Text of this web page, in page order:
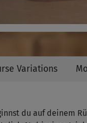
Variations
du auf deinem